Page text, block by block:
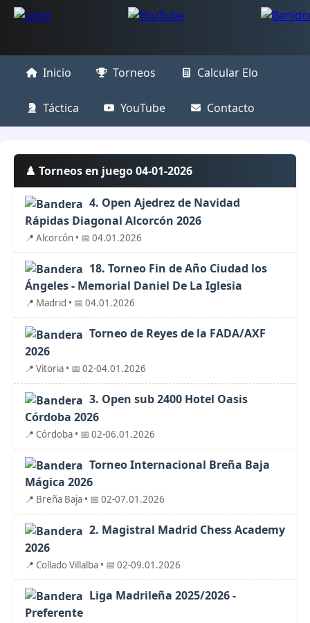
Inicio Torneos Calcular Elo
Táctica YouTube Contacto
♟️ Torneos en juego 04-01-2026
4. Open Ajedrez de Navidad
Rápidas Diagonal Alcorcón 2026
📍 Alcorcón • 📅 04.01.2026
18. Torneo Fin de Año Ciudad los
Ángeles - Memorial Daniel De La Iglesia
📍 Madrid • 📅 04.01.2026
Torneo de Reyes de la FADA/AXF
2026
📍 Vitoria • 📅 02-04.01.2026
3. Open sub 2400 Hotel Oasis
Córdoba 2026
📍 Córdoba • 📅 02-06.01.2026
Torneo Internacional Breña Baja
Mágica 2026
📍 Breña Baja • 📅 02-07.01.2026
2. Magistral Madrid Chess Academy
2026
📍 Collado Villalba • 📅 02-09.01.2026
Liga Madrileña 2025/2026 -
Preferente